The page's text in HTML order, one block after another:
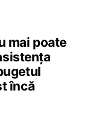
mai poate
încă